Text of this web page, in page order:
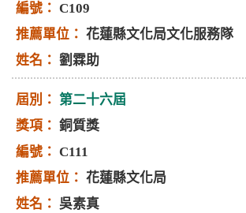
C109
花蓮縣文化局文化服務隊
劉霖助
第二十六屆
銅質獎
C111
花蓮縣文化局
吳素真